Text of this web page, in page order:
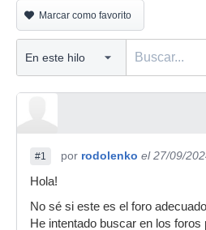
Marcar como favorito
#1 por rodolenko el 27/09/
Hola!
No sé si este es el foro
He intentado buscar en los foros